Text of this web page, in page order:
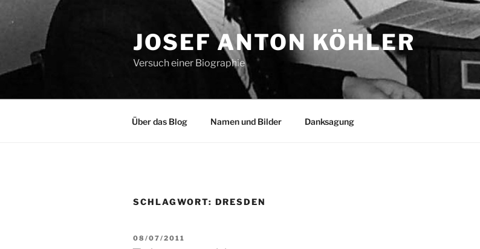
Inhalt
JOSEF ANTON KÖHLER
Versuch einer Biographie
Über das Blog Namen und Bilder Danksagung
SCHLAGWORT: DRESDEN
VERÖFFENTLICHT
AM
08/07/2011